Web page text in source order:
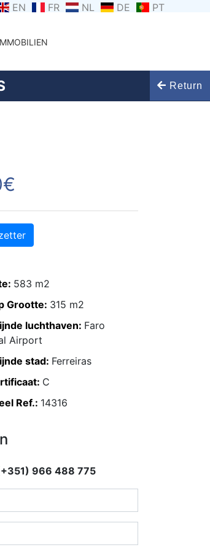
EN FR NL DE PT
Return
583 m2
Grootte: 315 m2
luchthaven: Faro
Airport
stad: Ferreiras
C
Ref.: 14316
966 488 775